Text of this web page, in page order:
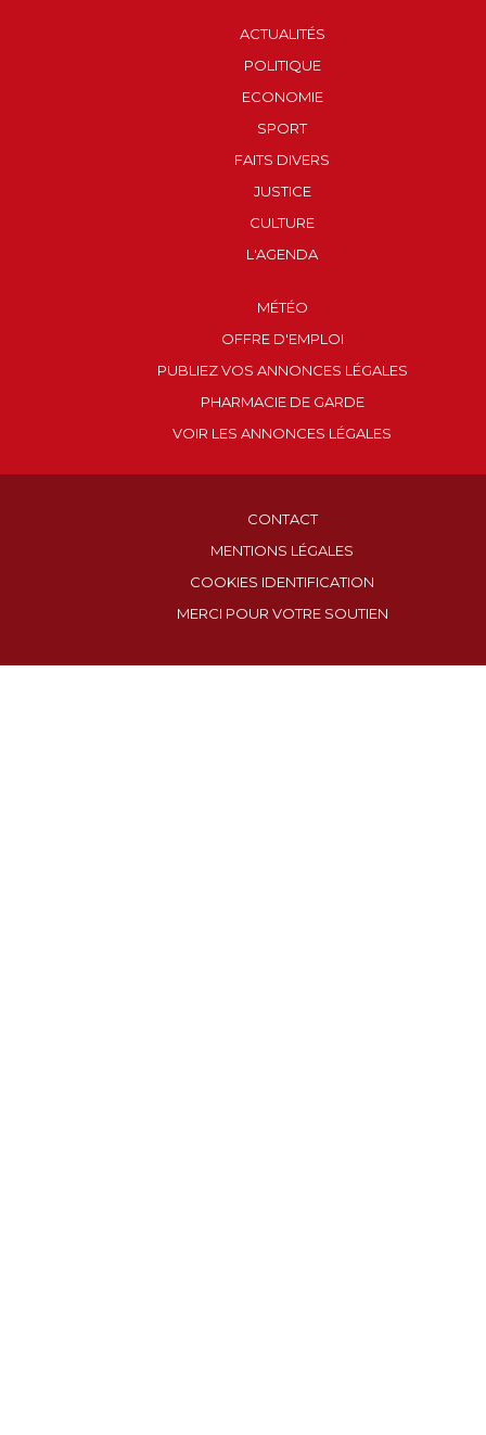
ACTUALITÉS
POLITIQUE
ECONOMIE
SPORT
FAITS DIVERS
JUSTICE
CULTURE
L'AGENDA
MÉTÉO
OFFRE D'EMPLOI
PUBLIEZ VOS ANNONCES LÉGALES
PHARMACIE DE GARDE
VOIR LES ANNONCES LÉGALES
CONTACT
MENTIONS LÉGALES
COOKIES IDENTIFICATION
MERCI POUR VOTRE SOUTIEN